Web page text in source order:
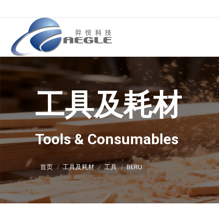
工具及耗材
Tools & Consumables
你在这里：
首页 工具及耗材 工具 BERU